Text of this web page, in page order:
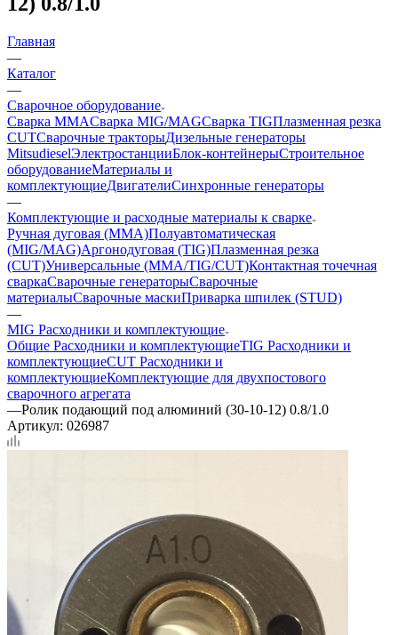
Главная
—
Каталог
—
Сварочное оборудование
Сварка MMAСварка MIG/MAGСварка TIGПлазменная резка
CUTСварочные тракторыДизельные генераторы
MitsudieselЭлектростанцииБлок-контейнерыСтроительное
оборудованиеМатериалы и
комплектующиеДвигателиСинхронные генераторы
—
Комплектующие и расходные материалы к сварке
Ручная дуговая (MMA)Полуавтоматическая
(MIG/MAG)Аргонодуговая (TIG)Плазменная резка
(CUT)Универсальные (MMA/TIG/CUT)Контактная точечная
сваркаСварочные генераторыСварочные
материалыСварочные маскиПриварка шпилек (STUD)
—
MIG Расходники и комплектующие
Общие Расходники и комплектующиеTIG Расходники и
комплектующиеCUT Расходники и
комплектующиеКомплектующие для двухпостового
сварочного агрегата
—Ролик подающий под алюминий (30-10-12) 0.8/1.0
Артикул: 026987